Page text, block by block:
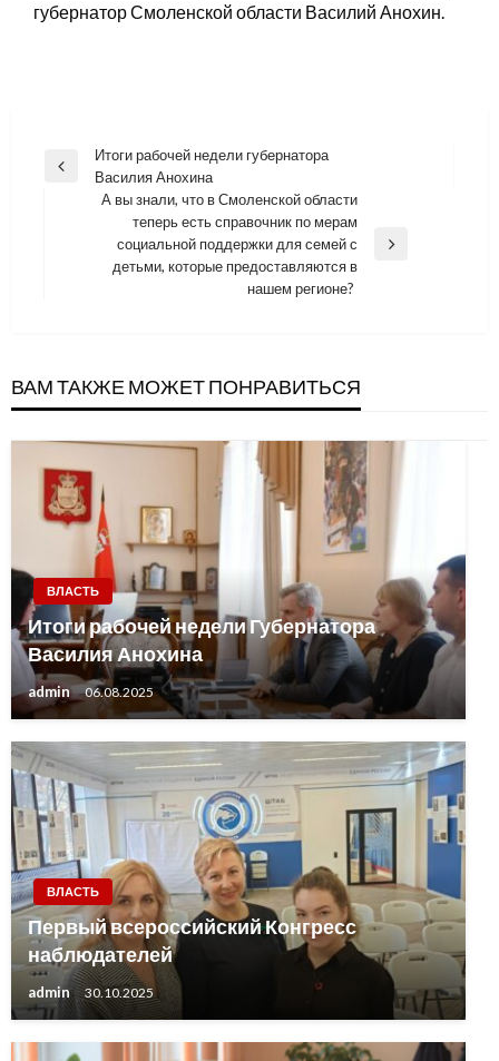
губернатор Смоленской области Василий Анохин.
Навигация
Previous
Итоги рабочей недели губернатора
Василия Анохина
А вы знали, что в Смоленской области
теперь есть справочник по мерам
социальной поддержки для семей с
детьми, которые предоставляются в
нашем регионе?
ВАМ ТАКЖЕ МОЖЕТ ПОНРАВИТЬСЯ
ВЛАСТЬ
Итоги рабочей недели Губернатора
Василия Анохина
admin 06.08.2025
ВЛАСТЬ
Первый всероссийский Конгресс
наблюдателей
admin 30.10.2025